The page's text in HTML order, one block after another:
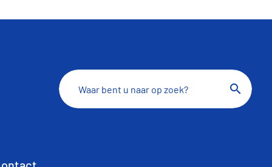
search